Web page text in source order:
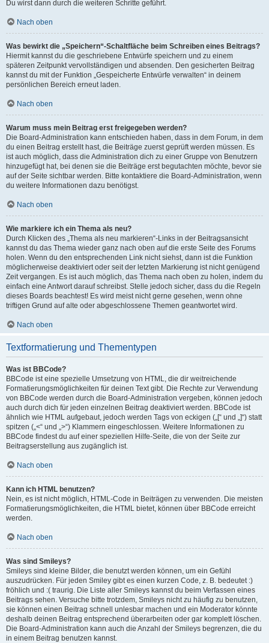
Du wirst dann durch die weiteren Schritte geführt.
Nach oben
Was bewirkt die „Speichern“-Schaltfläche beim Schreiben eines Beitrags?
Hiermit kannst du die geschriebene Entwürfe speichern und zu einem
späteren Zeitpunkt vervollständigen und absenden. Den gesicherten Beitrag
kannst du mit der Funktion „Gespeicherte Entwürfe verwalten“ in deinem
persönlichen Bereich erneut laden.
Nach oben
Warum muss mein Beitrag erst freigegeben werden?
Die Board-Administration kann entschieden haben, dass in dem Forum, in dem
du einen Beitrag erstellt hast, die Beiträge zuerst geprüft werden müssen. Es
ist auch möglich, dass die Administration dich zu einer Gruppe von Benutzern
hinzugefügt hat, bei denen sie die Beiträge erst begutachten möchte, bevor sie
auf der Seite sichtbar werden. Bitte kontaktiere die Board-Administration, wenn
du weitere Informationen dazu benötigst.
Nach oben
Wie markiere ich ein Thema als neu?
Durch Klicken des „Thema als neu markieren“-Links in der Beitragsansicht
kannst du das Thema wieder ganz nach oben auf die erste Seite des Forums
holen. Wenn du den entsprechenden Link nicht siehst, dann ist die Funktion
möglicherweise deaktiviert oder seit der letzten Markierung ist nicht genügend
Zeit vergangen. Es ist auch möglich, das Thema nach oben zu holen, indem du
einfach eine Antwort darauf schreibst. Stelle jedoch sicher, dass du die Regeln
dieses Boards beachtest! Es wird meist nicht gerne gesehen, wenn ohne
triftigen Grund auf alte oder abgeschlossene Themen geantwortet wird.
Nach oben
Textformatierung und Thementypen
Was ist BBCode?
BBCode ist eine spezielle Umsetzung von HTML, die dir weitreichende
Formatierungsmöglichkeiten für deinen Text gibt. Die Rechte zur Verwendung
von BBCode werden durch die Board-Administration vergeben, können jedoch
auch durch dich für jeden einzelnen Beitrag deaktiviert werden. BBCode ist
ähnlich wie HTML aufgebaut, jedoch werden Tags von eckigen („[“ und „]“) statt
spitzen („<“ und „>“) Klammern eingeschlossen. Weitere Informationen zu
BBCode findest du auf einer speziellen Hilfe-Seite, die von der Seite zur
Beitragserstellung aus zugänglich ist.
Nach oben
Kann ich HTML benutzen?
Nein, es ist nicht möglich, HTML-Code in Beiträgen zu verwenden. Die meisten
Formatierungsmöglichkeiten, die HTML bietet, können über BBCode erreicht
werden.
Nach oben
Was sind Smileys?
Smileys sind kleine Bilder, die benutzt werden können, um ein Gefühl
auszudrücken. Für jeden Smiley gibt es einen kurzen Code, z. B. bedeutet :)
fröhlich und :( traurig. Die Liste aller Smileys kannst du beim Verfassen eines
Beitrags sehen. Versuche bitte trotzdem, Smileys nicht zu häufig zu benutzen,
sie können einen Beitrag schnell unlesbar machen und ein Moderator könnte
deshalb deinen Beitrag entsprechend überarbeiten oder gar komplett löschen.
Die Board-Administration kann auch die Anzahl der Smileys begrenzen, die du
in einem Beitrag benutzen kannst.